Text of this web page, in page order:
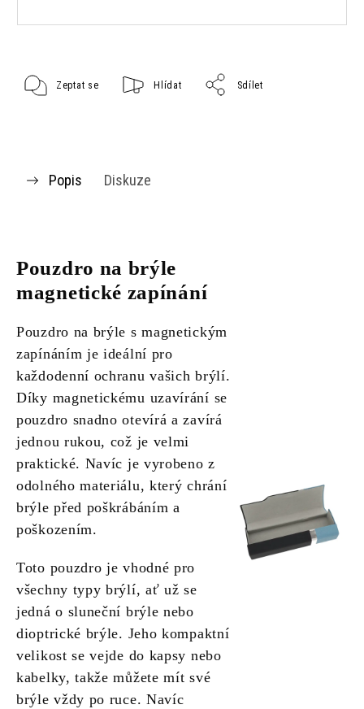
Zeptat se Hlídat Sdílet
Popis Diskuze
Pouzdro na brýle
magnetické zapínání
Pouzdro na brýle s magnetickým
zapínáním je ideální pro
každodenní ochranu vašich brýlí.
Díky magnetickému uzavírání se
pouzdro snadno otevírá a zavírá
jednou rukou, což je velmi
praktické. Navíc je vyrobeno z
odolného materiálu, který chrání
brýle před poškrábáním a
poškozením.
Toto pouzdro je vhodné pro
všechny typy brýlí, ať už se
jedná o sluneční brýle nebo
dioptrické brýle. Jeho kompaktní
velikost se vejde do kapsy nebo
kabelky, takže můžete mít své
brýle vždy po ruce. Navíc